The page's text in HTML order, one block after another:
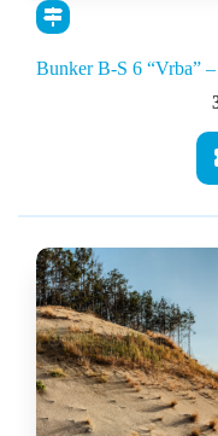
Bunker B-S 6 “Vrba”